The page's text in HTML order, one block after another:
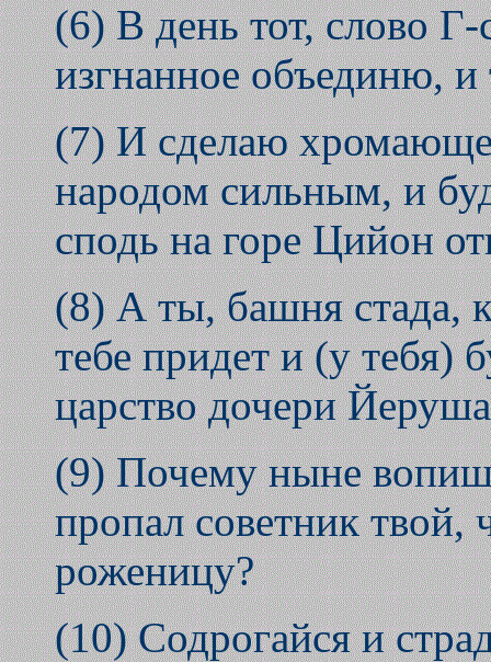
(6) В день тот, слово
изгнанное объединю, и
(7) И сделаю
народом сильным, и
сподь на горе Цийон
(8) А ты, башня стада,
тебе придет и (у тебя)
царство дочери
(9) Почему ныне
пропал советник твой,
роженицу?
(10) Содрогайся и